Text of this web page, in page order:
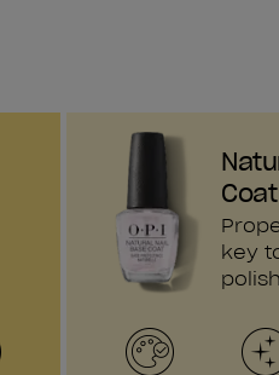
Coat
key